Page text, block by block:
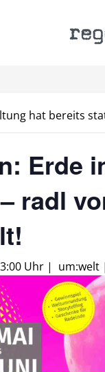
hat bereits
Erde
radl
Uhr | um:welt |